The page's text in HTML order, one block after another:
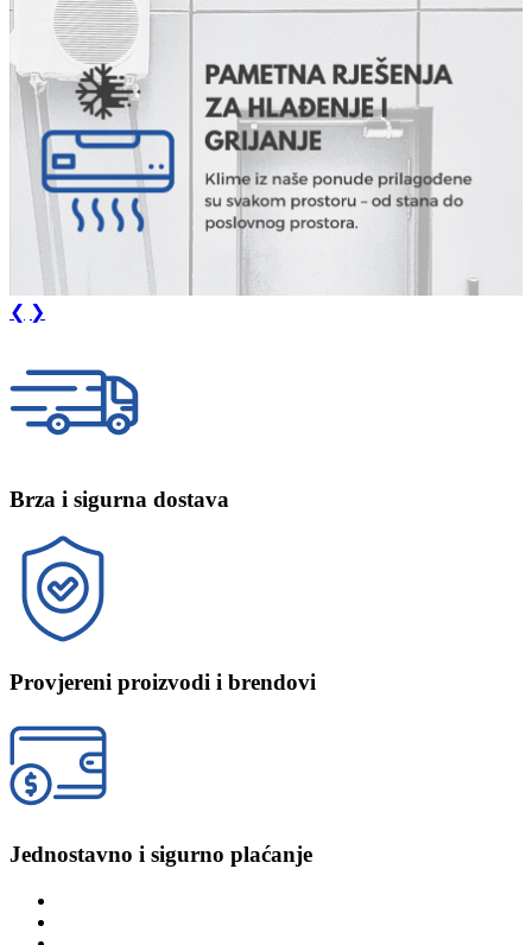
❮ ❯
Brza i sigurna dostava
Provjereni proizvodi i brendovi
Jednostavno i sigurno plaćanje